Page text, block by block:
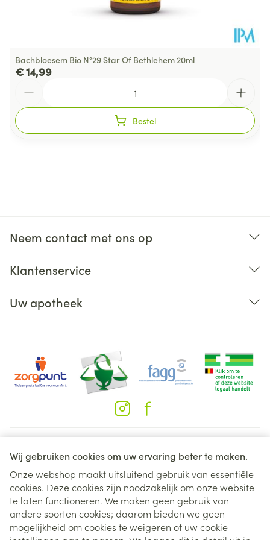
Wij gebruiken cookies om uw ervaring beter te maken.
Onze webshop maakt uitsluitend gebruik van essentiële
cookies. Deze cookies zijn noodzakelijk om onze website
te laten functioneren. We maken geen gebruik van
andere soorten cookies; daarom bieden we geen
mogelijkheid om cookies te weigeren of uw cookie-
Bachbloesem Bio N°29 Star Of Bethlehem 20ml
€ 14,99
Bestel
Neem contact met ons op
Klantenservice
Uw apotheek
Juridische links